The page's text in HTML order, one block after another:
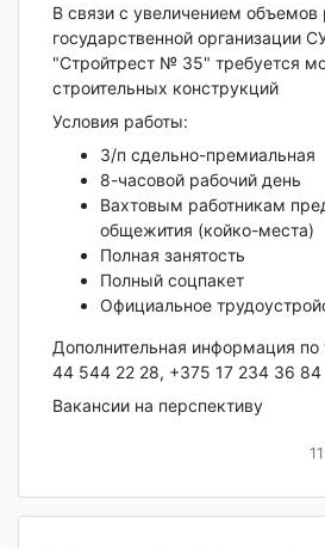
В связи с увеличением объемов
государственной организации
"Стройтрест № 35" требуется
строительных конструкций
Условия работы:
З/п сдельно-премиальная
8-часовой рабочий день
Вахтовым работникам
общежития (койко-места)
Полная занятость
Полный соцпакет
Официальное
Дополнительная информация
44 544 22 28, +375 17 234 36 84
Вакансии на перспективу